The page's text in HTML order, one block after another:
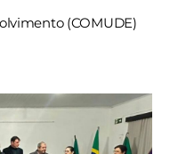
(COMUDE)